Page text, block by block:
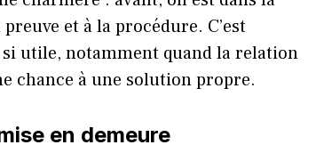
et à la procédure. C’est
utile, notamment quand la relation
chance à une solution propre.
en demeure